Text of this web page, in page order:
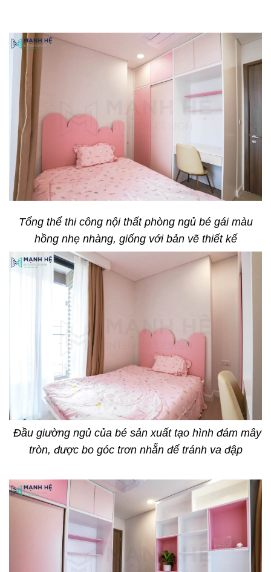
Tổng thể thi công nội thất phòng ngủ bé gái màu
hồng nhẹ nhàng, giống với bản vẽ thiết kế
Đầu giường ngủ của bé sản xuất tạo hình đám mây
tròn, được bo góc trơn nhẵn để tránh va đập